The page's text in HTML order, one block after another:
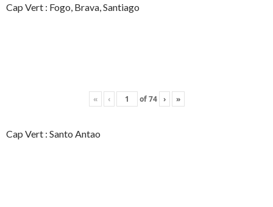
Cap Vert : Fogo, Brava, Santiago
« ‹ of74 › »
Cap Vert : Santo Antao